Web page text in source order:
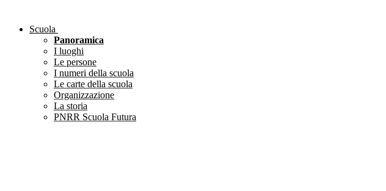
Scuola
Panoramica
I luoghi
Le persone
I numeri della scuola
Le carte della scuola
Organizzazione
La storia
PNRR Scuola Futura